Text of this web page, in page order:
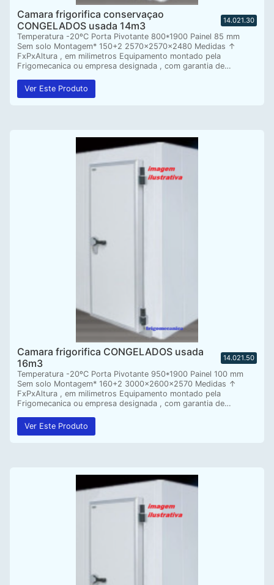
Camara frigorifica conservaçao
CONGELADOS usada 14m3
14.021.30
Temperatura -20ºC Porta Pivotante 800*1900 Painel 85 mm
Sem solo Montagem* 150+2 2570x2570x2480 Medidas ↑
FxPxAltura , em milimetros Equipamento montado pela
Frigomecanica ou empresa designada , com garantia de…
Ver Este Produto
Camara frigorifica CONGELADOS usada
16m3
14.021.50
Temperatura -20ºC Porta Pivotante 950*1900 Painel 100 mm
Sem solo Montagem* 160+2 3000x2600x2570 Medidas ↑
FxPxAltura , em milimetros Equipamento montado pela
Frigomecanica ou empresa designada , com garantia de…
Ver Este Produto